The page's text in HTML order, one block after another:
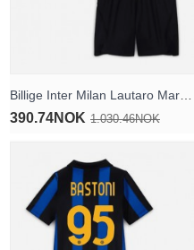
390.74NOK 1.030.46NOK